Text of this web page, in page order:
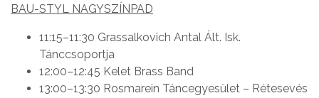
BAU-STYL NAGYSZÍNPAD
11:15–11:30 Grassalkovich Antal Ált. Isk.
Tánccsoportja
12:00–12:45 Kelet Brass Band
13:00–13:30 Rosmarein Táncegyesület – Rétesevés